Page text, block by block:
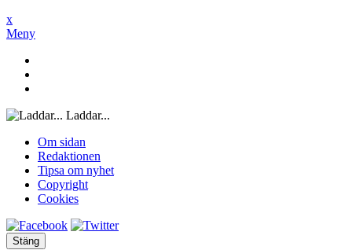
x
Meny
Laddar...
Om sidan
Redaktionen
Tipsa om nyhet
Copyright
Cookies
Stäng